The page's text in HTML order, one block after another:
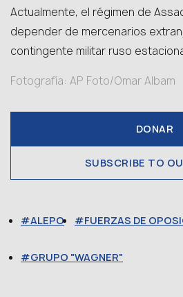
Actualmente, el régimen de
depender de mercenarios
contingente militar ruso
Fotografía: AP Foto/Omar Albam
DONAR
SUBSCRIBE TO
ALEPO FUERZAS DE
GRUPO "WAGNER"